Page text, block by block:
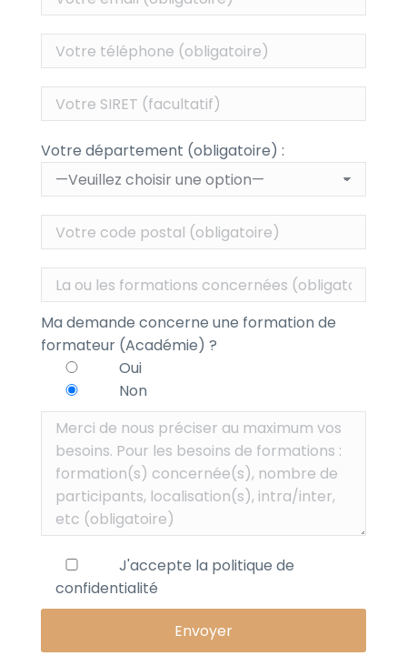
Votre département (obligatoire) :
Ma demande concerne une formation de
formateur (Académie) ?
Oui
Non
J'accepte la politique de
confidentialité